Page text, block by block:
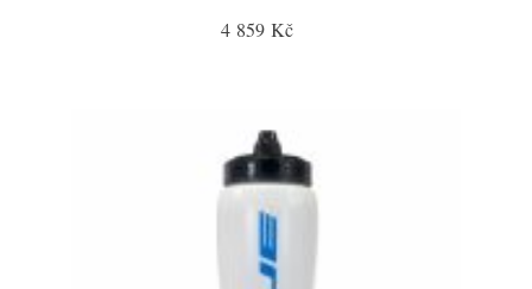
4 859 Kč